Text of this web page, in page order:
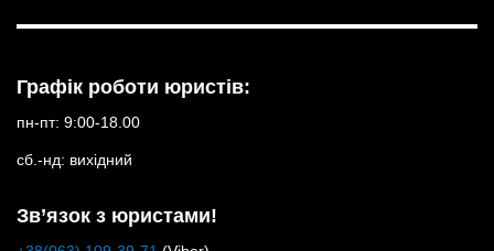
Графік роботи юристів:
пн-пт: 9:00-18.00
сб.-нд: вихідний
Зв’язок з юристами!